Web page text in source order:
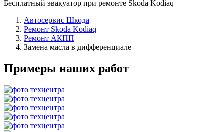
Бесплатный эвакуатор при ремонте Skoda Kodiaq
Автосервис Шкода
Ремонт Skoda Kodiaq
Ремонт АКПП
Замена масла в дифференциале
Примеры наших работ